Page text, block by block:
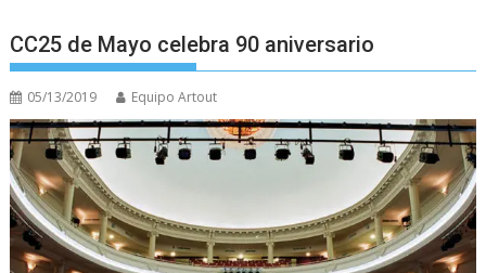
CC25 de Mayo celebra 90 aniversario
05/13/2019 Equipo Artout